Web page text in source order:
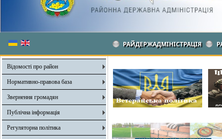
РАЙДЕРЖАДМІНІСТРАЦІЯ
Відомості про район
Нормативно-правова база
Звернення громадян
Публічна інформація
Регуляторна політика